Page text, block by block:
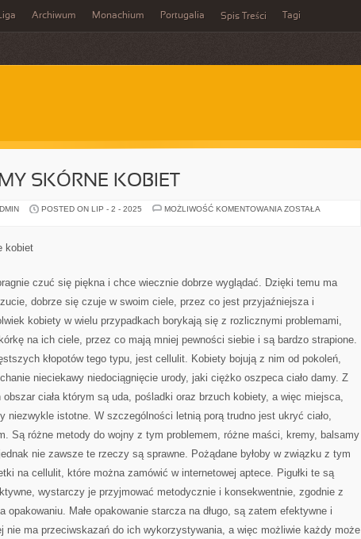
Archiwum Monachium Portugalia Spis Treści Tagi
SKÓRNE KOBIET
POSTED ON LIP - 2 - 2025 MOŻLIWOŚĆ KOMENTOWANIA PROBLEMY
ZOSTAŁA
kobiet
czuć się piękna i chce wiecznie dobrze wyglądać. Dzięki temu ma
dobrze się czuje w swoim ciele, przez co jest przyjaźniejsza i
kobiety w wielu przypadkach borykają się z rozlicznymi problemami,
na ich ciele, przez co mają mniej pewności siebie i są bardzo strapione.
kłopotów tego typu, jest cellulit. Kobiety bojują z nim od pokoleń,
nieciekawy niedociągnięcie urody, jaki ciężko oszpeca ciało damy. Z
obszar ciała którym są uda, pośladki oraz brzuch kobiety, a więc miejsca,
niezwykle istotne. W szczególności letnią porą trudno jest ukryć ciało,
Są różne metody do wojny z tym problemem, różne maści, kremy, balsamy
nie zawsze te rzeczy są sprawne. Pożądane byłoby w związku z tym
na cellulit, które można zamówić w internetowej aptece. Pigułki te są
wystarczy je przyjmować metodycznie i konsekwentnie, zgodnie z
opakowaniu. Małe opakowanie starcza na długo, są zatem efektywne i
nie ma przeciwskazań do ich wykorzystywania, a więc możliwie każdy może